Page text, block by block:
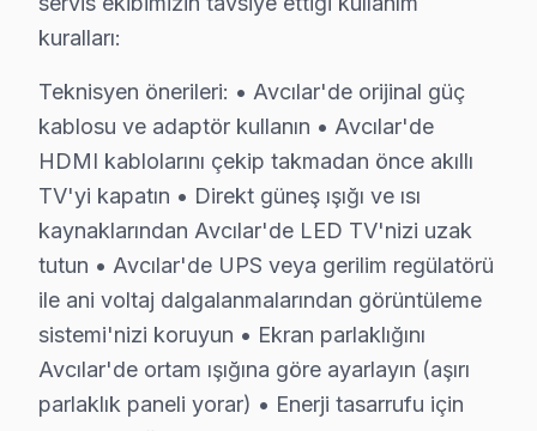
• Avcılar'de Smart televizyon paneli uygulama
Telefunken TV İçin Avcılar'deki Hizmet
Telefunken televizyon ünitesi'niz için Avcılar'de
Görüntü Arızaları: Telefunken'ın VA Panel ve IPS
Elektronik Kart Servisi: Güç kaynağı kapasitör
Yazılım Müdahalesi: Smart panel platformunda
LED ve Aydınlatma: Backlight şerit tamiri veya
» Avcılar ve çevre mahallelere aynı gün servis imkânı.
Şeffaf Fiyatlandırma ve Müşteri Memnuniyeti
kuralları:
Teknisyen önerileri: • Avcılar'de orijinal güç
kablosu ve adaptör kullanın • Avcılar'de
HDMI kablolarını çekip takmadan önce akıllı
TV'yi kapatın • Direkt güneş ışığı ve ısı
kaynaklarından Avcılar'de LED TV'nizi uzak
tutun • Avcılar'de UPS veya gerilim regülatörü
ile ani voltaj dalgalanmalarından görüntüleme
sistemi'nizi koruyun • Ekran parlaklığını
Avcılar'de ortam ışığına göre ayarlayın (aşırı
parlaklık paneli yorar) • Enerji tasarrufu için